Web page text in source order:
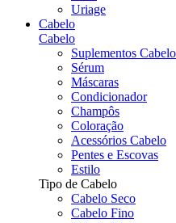
Uriage
Cabelo
Cabelo
Suplementos
Sérum
Máscaras
Condicionador
Champôs
Coloração
Acessórios Cabelo
Pentes e Escovas
Estilo
Tipo de Cabelo
Cabelo Seco
Cabelo Fino